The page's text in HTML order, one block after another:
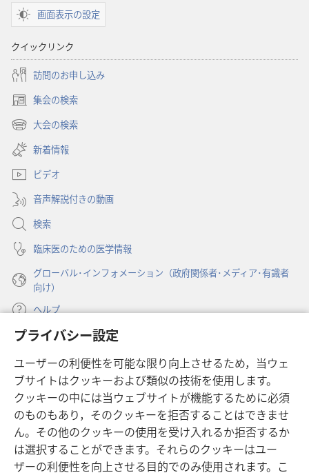
プライバシー設定
ユーザーの利便性を可能な限り向上させるため，当ウェ
ブサイトはクッキーおよび類似の技術を使用します。
クッキーの中には当ウェブサイトが機能するために必須
のものもあり，そのクッキーを拒否することはできませ
ん。その他のクッキーの使用を受け入れるか拒否するか
は選択することができます。それらのクッキーはユー
ザーの利便性を向上させる目的でのみ使用されます。こ
画面表示の設定
クイックリンク
訪問のお申し込み
集会の検索
（新
し
タ
で
開
く）
大会の検索
（新
し
い
タ
ブ
で
開
く）
新着情報
ビデオ
音声解説付きの動画
検索
臨床医のための医学情報
グローバル･インフォメーション（政府関係者･メディア･有識者
向け）
ヘルプ
寄付
し
い
タ
ブ
で
開
く）
ものみの塔 オンライン・ライブラリー
（新
し
い
タ
ブ
で
JW Hub ®
（新
し
い
タ
JW Library
®